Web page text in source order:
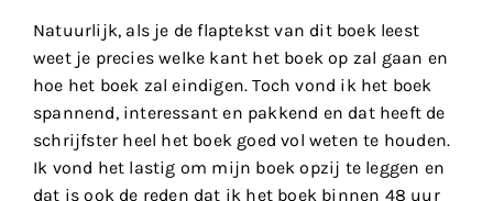
Natuurlijk, als je de flaptekst van dit boek leest
weet je precies welke kant het boek op zal gaan en
hoe het boek zal eindigen. Toch vond ik het boek
spannend, interessant en pakkend en dat heeft de
schrijfster heel het boek goed vol weten te houden.
Ik vond het lastig om mijn boek opzij te leggen en
dat is ook de reden dat ik het boek binnen 48 uur